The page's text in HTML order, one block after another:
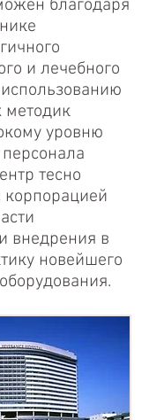
благодаря
и лечебного
методик
уровню
тесно
корпорацией
внедрения в
новейшего